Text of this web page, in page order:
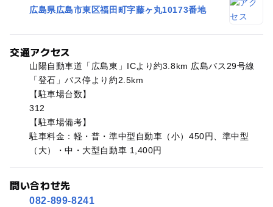
広島県広島市東区福田町字藤ヶ丸10173番地
交通アクセス
山陽自動車道「広島東」ICより約3.8km 広島バス29号線
「登石」バス停より約2.5km
【駐車場台数】
312
【駐車場備考】
駐車料金：軽・普・準中型自動車（小）450円、準中型
（大）・中・大型自動車 1,400円
問い合わせ先
082-899-8241